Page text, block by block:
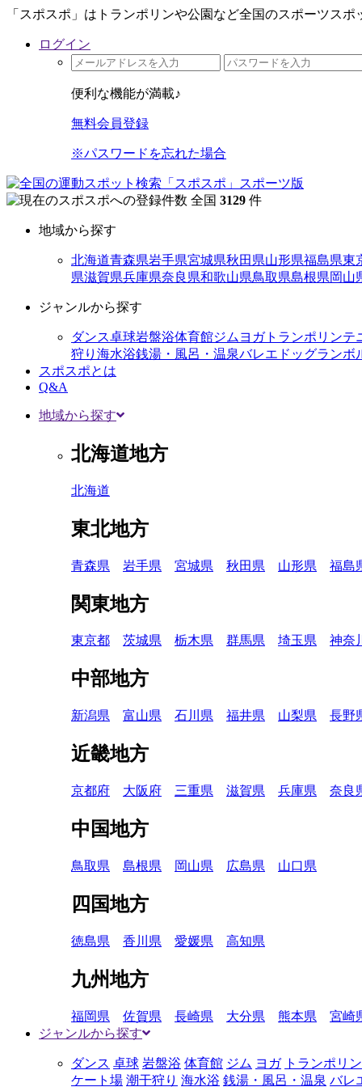
「スポスポ」はトランポリンや公園など全国のスポーツス
ログイン
便利な機能が満載♪
無料会員登録
※パスワードを忘れた場合
全国 3129 件
地域から探す
北海道青森県岩手県宮城県秋田県山形県福島県東
県滋賀県兵庫県奈良県和歌山県鳥取県島根県岡山
ジャンルから探す
ダンス卓球岩盤浴体育館ジム ヨガトランポリンテ
狩り 海水浴銭湯・風呂・温泉バレエ ドッグランボ
スポスポとは
Q&A
地域から探す
北海道地方
北海道
東北地方
青森県 岩手県 宮城県 秋田県 山形県 福島
関東地方
東京都 茨城県 栃木県 群馬県 埼玉県 神奈
中部地方
新潟県 富山県 石川県 福井県 山梨県 長野
近畿地方
京都府 大阪府 三重県 滋賀県 兵庫県 奈良
中国地方
鳥取県 島根県 岡山県 広島県 山口県
四国地方
徳島県 香川県 愛媛県 高知県
九州地方
福岡県 佐賀県 長崎県 大分県 熊本県 宮崎
ジャンルから探す
ダンス 卓球 岩盤浴 体育館 ジム ヨガ トランポリン
ケート場 潮干狩り 海水浴 銭湯・風呂・温泉 バレ